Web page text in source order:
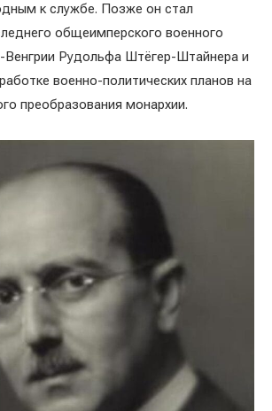
к службе. Позже он стал
общеимперского военного
Венгрии Рудольфа Штёгер-Штайнера и
военно-политических планов на
преобразования монархии.